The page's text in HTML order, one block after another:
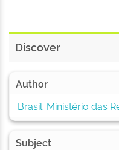
Discover
Author
Brasil. Ministério das
Subject